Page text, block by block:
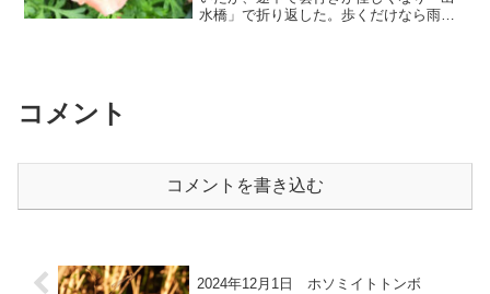
水橋」で折り返した。歩くだけなら雨は
コメント
コメントを書き込む
2024年12月1日 ホソミイトトンボ